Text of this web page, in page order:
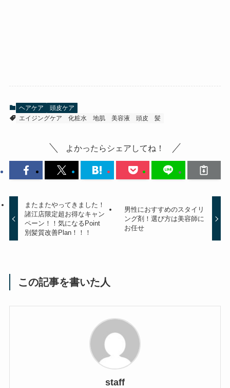
ヘアケア
頭皮ケア
エイジングケア
化粧水 地肌 美容液 頭皮 髪
よかったらシェアしてね！
またまたやってきました！
諸江店限定超お得なキャン
ペーン！！気になるPoint
別髪質改善Plan！！！
男性におすすめのスタイリ
ング剤！選び方は美容師に
お任せ
この記事を書いた人
staff